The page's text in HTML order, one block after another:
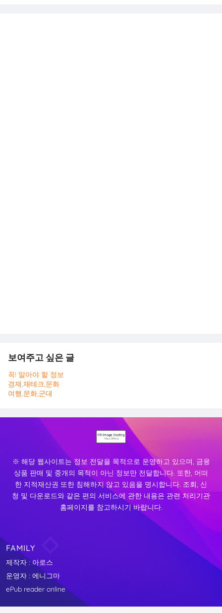
보여주고 싶은 글
꼭! 알아야 할 정보
경제,재테크,문화
여행,문화,군대
※ 해당 웹사이트는 정보 전달을 목적으로 운영하고 있으며, 금융
상품 판매 및 중개의 목적이 아닌 정보만 전달합니다. 또한, 어떠
한 지적재산권 또한 침해하지 않고 있음을 명시합니다. 조회, 신
청 및 다운로드와 같은 편의 서비스에 관한 내용은 관련 처리기관
홈페이지를 참고하시기 바랍니다.
FAMILY
제작자 : 아로스
운영자 : 에니그마
ePub reader online